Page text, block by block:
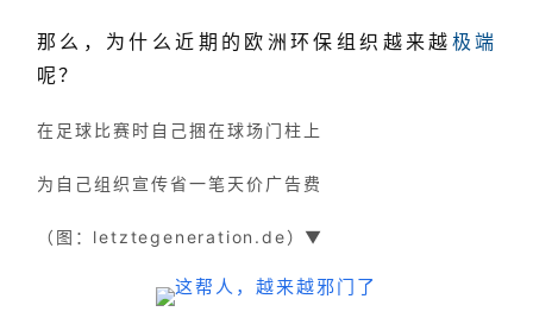
那么，为什么近期的欧洲环保组织越来越 极端
呢？
在足球比赛时自己捆在球场门柱上
为自己组织宣传省一笔天价广告费
（图：letztegeneration.de）▼